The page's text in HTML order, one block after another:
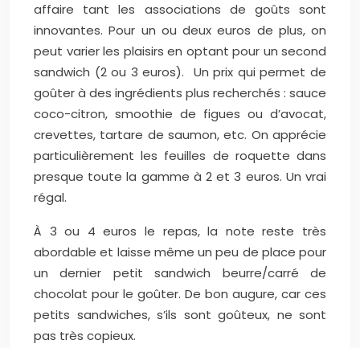
affaire tant les associations de goûts sont
innovantes. Pour un ou deux euros de plus, on
peut varier les plaisirs en optant pour un second
sandwich (2 ou 3 euros). Un prix qui permet de
goûter à des ingrédients plus recherchés : sauce
coco-citron, smoothie de figues ou d’avocat,
crevettes, tartare de saumon, etc. On apprécie
particulièrement les feuilles de roquette dans
presque toute la gamme à 2 et 3 euros. Un vrai
régal.
À 3 ou 4 euros le repas, la note reste très
abordable et laisse même un peu de place pour
un dernier petit sandwich beurre/carré de
chocolat pour le goûter. De bon augure, car ces
petits sandwiches, s’ils sont goûteux, ne sont
pas très copieux.